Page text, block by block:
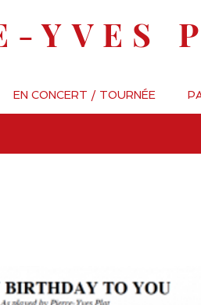
YVES
EN CONCERT / TOURNÉE